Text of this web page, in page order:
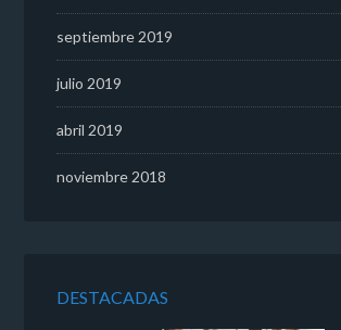
septiembre 2019
julio 2019
abril 2019
noviembre 2018
DESTACADAS